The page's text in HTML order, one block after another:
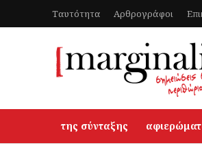
Ταυτότητα Αρθρογράφοι
της σύνταξης